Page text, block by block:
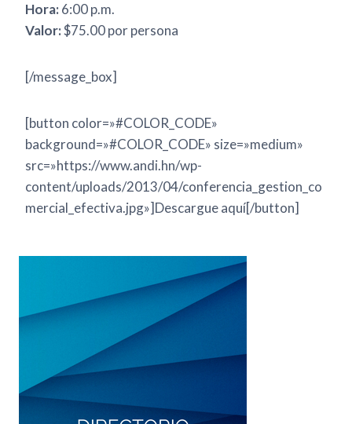
Hora: 6:00 p.m.
Valor:$75.00 por persona
[/message_box]
[button color=»#COLOR_CODE»
background=»#COLOR_CODE» size=»medium»
src=»https://www.andi.hn/wp-
content/uploads/2013/04/conferencia_gestion_co
mercial_efectiva.jpg»]Descargue aquí[/button]